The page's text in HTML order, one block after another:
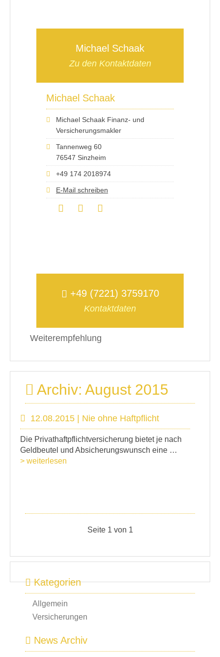
Michael Schaak
Zu den Kontaktdaten
Michael Schaak
Michael Schaak Finanz- und
Versicherungsmakler
Tannenweg 60
76547 Sinzheim
+49 174 2018974
E-Mail schreiben
+49 (7221) 3759170
Kontaktdaten
Weiterempfehlung
Archiv: August 2015
12.08.2015 | Nie ohne Haftpflicht
Die Privathaftpflichtversicherung bietet je nach
Geldbeutel und Absicherungswunsch eine …
> weiterlesen
Seite 1 von 1
Kategorien
Allgemein
Versicherungen
News Archiv